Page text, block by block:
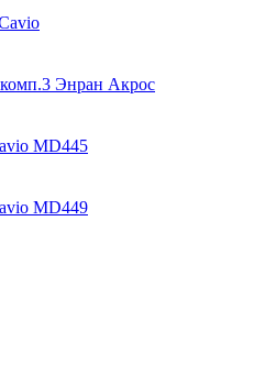
Энран Акрос
MD445
MD449